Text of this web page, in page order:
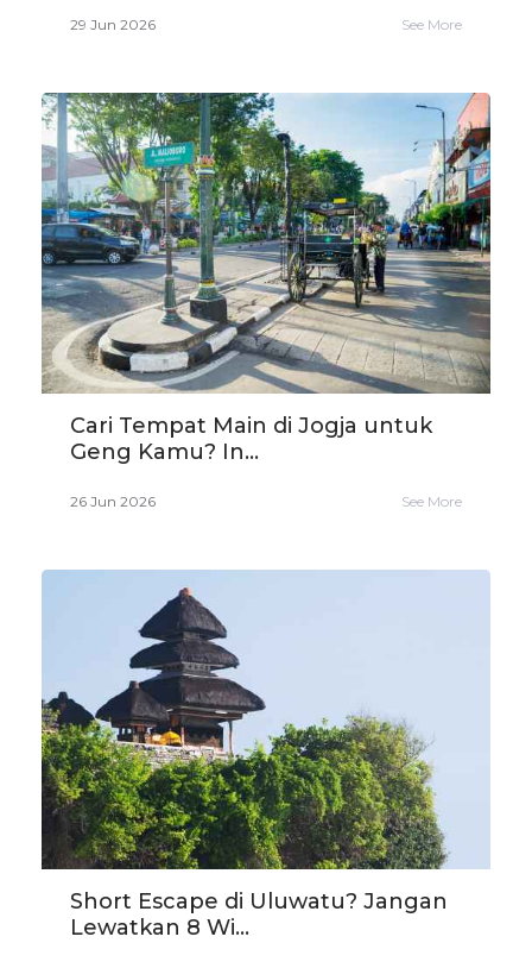
29 Jun 2026 See More
Cari Tempat Main di Jogja untuk
Geng Kamu? In...
26 Jun 2026 See More
Short Escape di Uluwatu? Jangan
Lewatkan 8 Wi...